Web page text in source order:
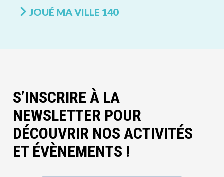
JOUÉ MA VILLE 140
S’INSCRIRE À LA
NEWSLETTER POUR
DÉCOUVRIR NOS ACTIVITÉS
ET ÉVÈNEMENTS !